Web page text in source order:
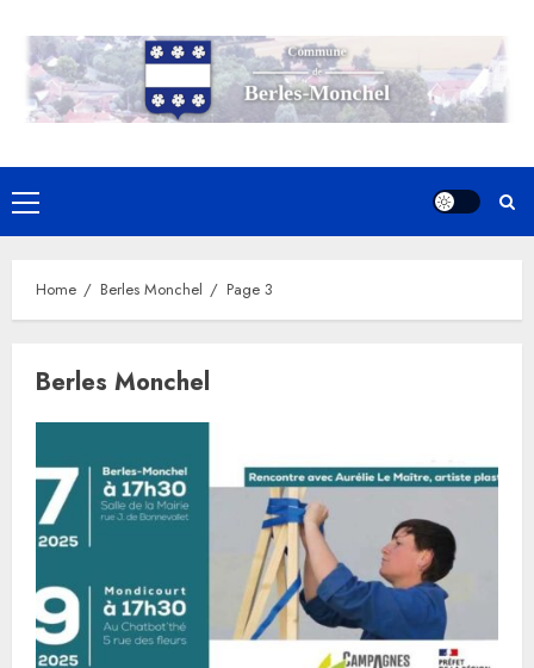
content
Primary
Menu
Home Berles Monchel Page 3
Berles Monchel